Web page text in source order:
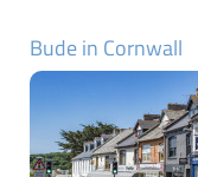
Bude in Cornwall